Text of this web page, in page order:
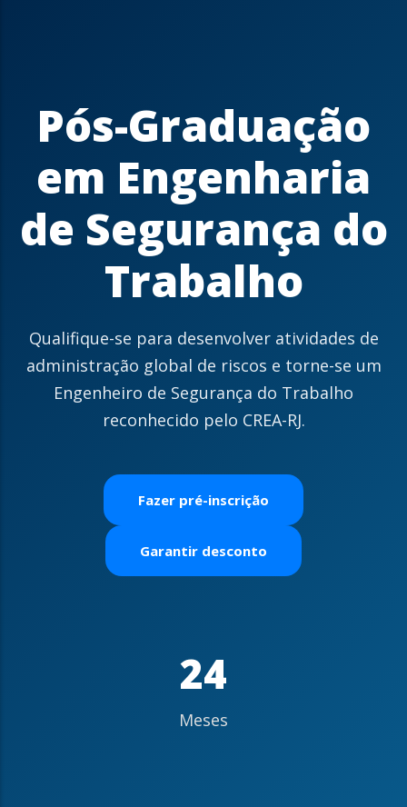
Pós-Graduação
em Engenharia
de Segurança do
Trabalho
Qualifique-se para desenvolver atividades de
administração global de riscos e torne-se um
Engenheiro de Segurança do Trabalho
reconhecido pelo CREA-RJ.
Fazer pré-inscrição
Garantir desconto
24
Meses